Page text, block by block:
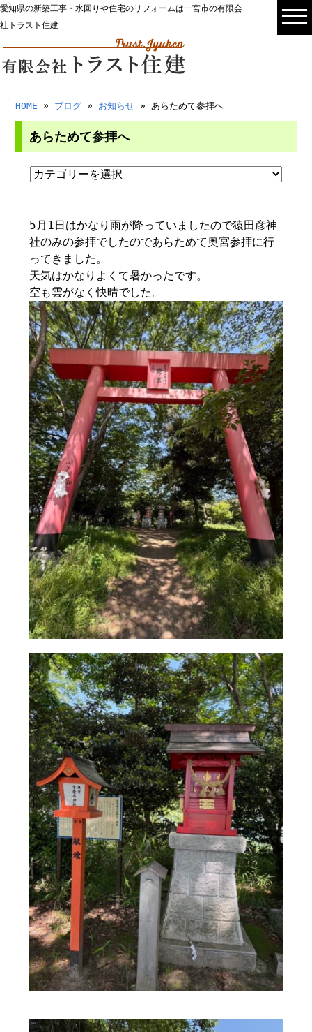
愛知県の新築工事・水回りや住宅のリフォームは一宮市の有限会
社トラスト住建
HOME » ブログ » お知らせ » あらためて参拝へ
あらためて参拝へ
5月1日はかなり雨が降っていましたので猿田彦神
社のみの参拝でしたのであらためて奥宮参拝に行
ってきました。
天気はかなりよくて暑かったです。
空も雲がなく快晴でした。